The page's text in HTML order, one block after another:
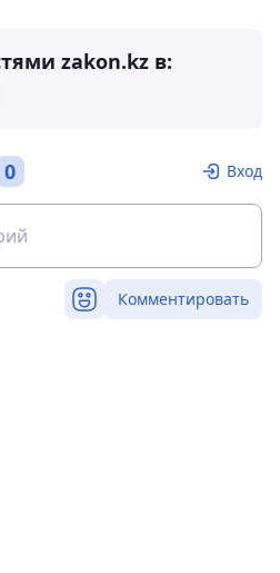
zakon.kz в:
0 Вход
Комментировать